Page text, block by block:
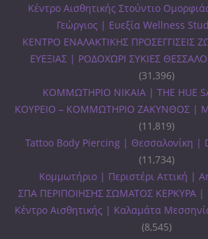
Κέντρο Αισθητικής Στούντιο
Γεώργιος | Ευεξία Wellness
ΚΕΝΤΡΟ ΕΝΑΛΑΚΤΙΚΗΣ ΠΡΟΣΕΓΓΙΣΕΙΣ
ΕΥΕΞΙΑΣ | ΡΟΔΟΧΩΡΙ ΣΥΚΙΕΣ
(31,396)
ΚΟΜΜΩΤΗΡΙΟ ΝΙΚΑΙΑ | THE HUE
ΚΟΥΡΕΙΟ – ΚΟΜΜΩΤΗΡΙΟ ΖΑΚΥΝΘΟΣ |
(11,819)
Tattoo Body Piercing | Θεσσαλονίκη |
(11,734)
Κομμωτήριο | Περιστέρι Αττική |
ΣΠΑ ΠΕΡΙΠΟΙΗΣΗΣ ΣΩΜΑΤΟΣ ΚΕΡΚΥΡΑ |
Κέντρο Αισθητικής | Καλαμάτα
(8,545)